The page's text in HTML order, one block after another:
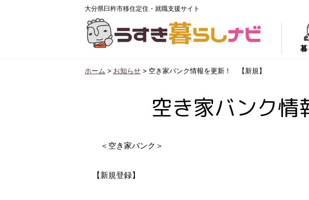
大分県臼杵市移住定住・就職支援サイト
暮
ホーム > お知らせ > 空き家バンク情報を更新！ 【新規】
空き家バンク
＜空き家バンク＞
【新規登録】